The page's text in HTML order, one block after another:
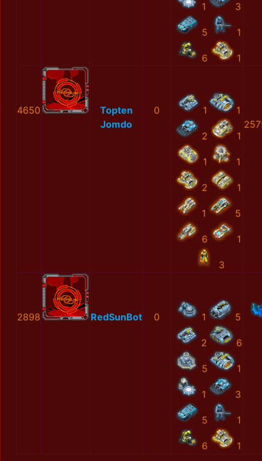
1 3
5 1
6 1
4650
Topten
Jomdo
0 1 1
2 1
1 1
2 1
1 5
6 1
3
2898 RedSunBot 0 1 5
2 6
5 1
1 3
5 1
6 1